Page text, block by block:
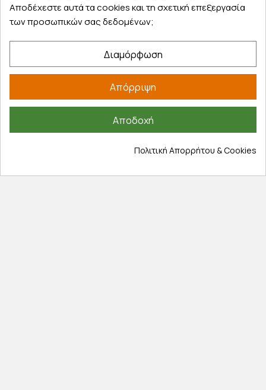
Έξοδα αποστολής
Επιστροφές προϊοντων
Εξέλιξη παραγγελίας
Πληροφορίες
Σχετικά με εμάς
Όροι χρήσης
Αποδέχεστε αυτά τα cookies και τη σχετική επεξεργασία
των προσωπικών σας δεδομένων;
Διαμόρφωση
Απόρριψη
Αποδοχή
Πολιτική Απορρήτου & Cookies